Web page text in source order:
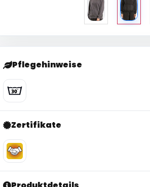
Pflegehinweise
Zertifikate